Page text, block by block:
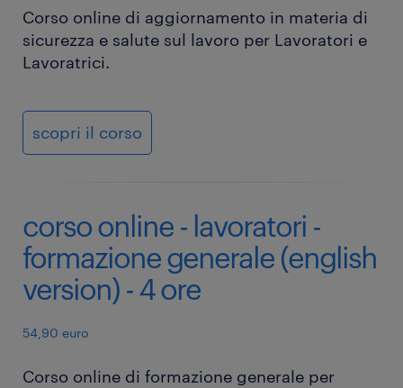
Corso online di aggiornamento in materia di
sicurezza e salute sul lavoro per Lavoratori e
Lavoratrici.
scopri il corso
corso online - lavoratori -
formazione generale (english
version) - 4 ore
54,90 euro
Corso online di formazione generale per